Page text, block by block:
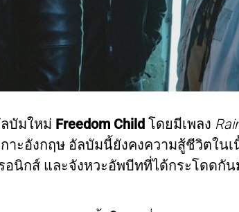
บัมใหม่ Freedom Child โดยมีเพลง
าะอังกฤษ อัลบัมนี้ยังคงความสู้ชีวิตในเ
อนิกส์ และจังหวะอัพบีทที่ได้กระโดดกั